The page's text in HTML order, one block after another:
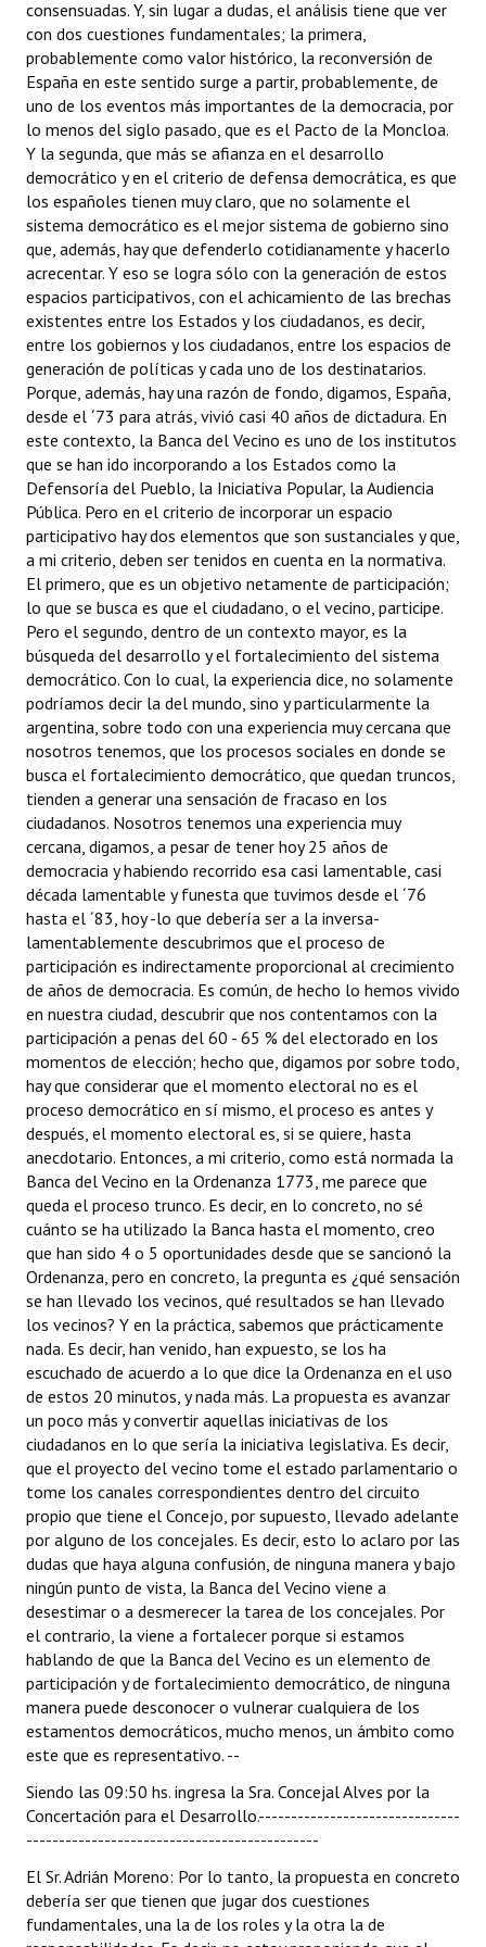
consensuadas. Y, sin lugar a dudas, el análisis tiene que ver
con dos cuestiones fundamentales; la primera,
probablemente como valor histórico, la reconversión de
España en este sentido surge a partir, probablemente, de
uno de los eventos más importantes de la democracia, por
lo menos del siglo pasado, que es el Pacto de la Moncloa.
Y la segunda, que más se afianza en el desarrollo
democrático y en el criterio de defensa democrática, es que
los españoles tienen muy claro, que no solamente el
sistema democrático es el mejor sistema de gobierno sino
que, además, hay que defenderlo cotidianamente y hacerlo
acrecentar. Y eso se logra sólo con la generación de estos
espacios participativos, con el achicamiento de las brechas
existentes entre los Estados y los ciudadanos, es decir,
entre los gobiernos y los ciudadanos, entre los espacios de
generación de políticas y cada uno de los destinatarios.
Porque, además, hay una razón de fondo, digamos, España,
desde el ´73 para atrás, vivió casi 40 años de dictadura. En
este contexto, la Banca del Vecino es uno de los institutos
que se han ido incorporando a los Estados como la
Defensoría del Pueblo, la Iniciativa Popular, la Audiencia
Pública. Pero en el criterio de incorporar un espacio
participativo hay dos elementos que son sustanciales y que,
a mi criterio, deben ser tenidos en cuenta en la normativa.
El primero, que es un objetivo netamente de participación;
lo que se busca es que el ciudadano, o el vecino, participe.
Pero el segundo, dentro de un contexto mayor, es la
búsqueda del desarrollo y el fortalecimiento del sistema
democrático. Con lo cual, la experiencia dice, no solamente
podríamos decir la del mundo, sino y particularmente la
argentina, sobre todo con una experiencia muy cercana que
nosotros tenemos, que los procesos sociales en donde se
busca el fortalecimiento democrático, que quedan truncos,
tienden a generar una sensación de fracaso en los
ciudadanos. Nosotros tenemos una experiencia muy
cercana, digamos, a pesar de tener hoy 25 años de
democracia y habiendo recorrido esa casi lamentable, casi
década lamentable y funesta que tuvimos desde el ´76
hasta el ´83, hoy -lo que debería ser a la inversa-
lamentablemente descubrimos que el proceso de
participación es indirectamente proporcional al crecimiento
de años de democracia. Es común, de hecho lo hemos vivido
en nuestra ciudad, descubrir que nos contentamos con la
participación a penas del 60 - 65 % del electorado en los
momentos de elección; hecho que, digamos por sobre todo,
hay que considerar que el momento electoral no es el
proceso democrático en sí mismo, el proceso es antes y
después, el momento electoral es, si se quiere, hasta
anecdotario. Entonces, a mi criterio, como está normada la
Banca del Vecino en la Ordenanza 1773, me parece que
queda el proceso trunco. Es decir, en lo concreto, no sé
cuánto se ha utilizado la Banca hasta el momento, creo
que han sido 4 o 5 oportunidades desde que se sancionó la
Ordenanza, pero en concreto, la pregunta es ¿qué sensación
se han llevado los vecinos, qué resultados se han llevado
los vecinos? Y en la práctica, sabemos que prácticamente
nada. Es decir, han venido, han expuesto, se los ha
escuchado de acuerdo a lo que dice la Ordenanza en el uso
de estos 20 minutos, y nada más. La propuesta es avanzar
un poco más y convertir aquellas iniciativas de los
ciudadanos en lo que sería la iniciativa legislativa. Es decir,
que el proyecto del vecino tome el estado parlamentario o
tome los canales correspondientes dentro del circuito
propio que tiene el Concejo, por supuesto, llevado adelante
por alguno de los concejales. Es decir, esto lo aclaro por las
dudas que haya alguna confusión, de ninguna manera y bajo
ningún punto de vista, la Banca del Vecino viene a
desestimar o a desmerecer la tarea de los concejales. Por
el contrario, la viene a fortalecer porque si estamos
hablando de que la Banca del Vecino es un elemento de
participación y de fortalecimiento democrático, de ninguna
manera puede desconocer o vulnerar cualquiera de los
estamentos democráticos, mucho menos, un ámbito como
este que es representativo. --
Siendo las 09:50 hs. ingresa la Sra. Concejal Alves por la
Concertación para el Desarrollo.-------------------------------
---------------------------------------------
El Sr. Adrián Moreno: Por lo tanto, la propuesta en concreto
debería ser que tienen que jugar dos cuestiones
fundamentales, una la de los roles y la otra la de